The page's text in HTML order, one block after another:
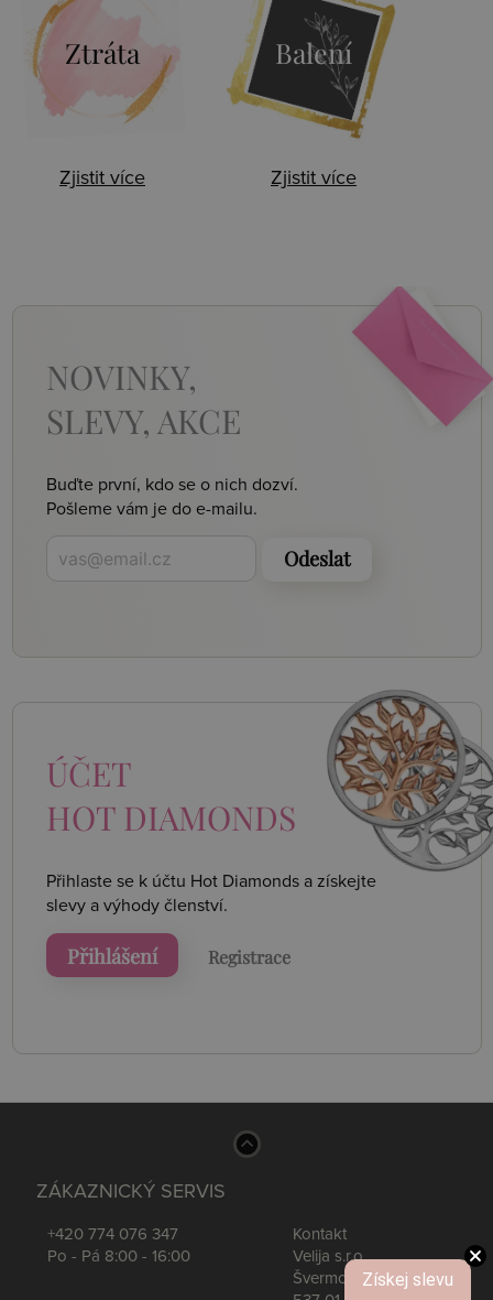
Ztráta
Zjistit více
Balení
Zjistit více
NOVINKY,
SLEVY, AKCE
Buďte první, kdo se o nich dozví.
Pošleme vám je do e-mailu.
Odeslat
ÚČET
HOT DIAMONDS
Přihlaste se k účtu Hot Diamonds a získejte
slevy a výhody členství.
Přihlášení Registrace
ZÁKAZNICKÝ SERVIS
+420 774 076 347
Po - Pá 8:00 - 16:00
Kontakt
Velija s.r.o.
Švermova 539Získej slevu